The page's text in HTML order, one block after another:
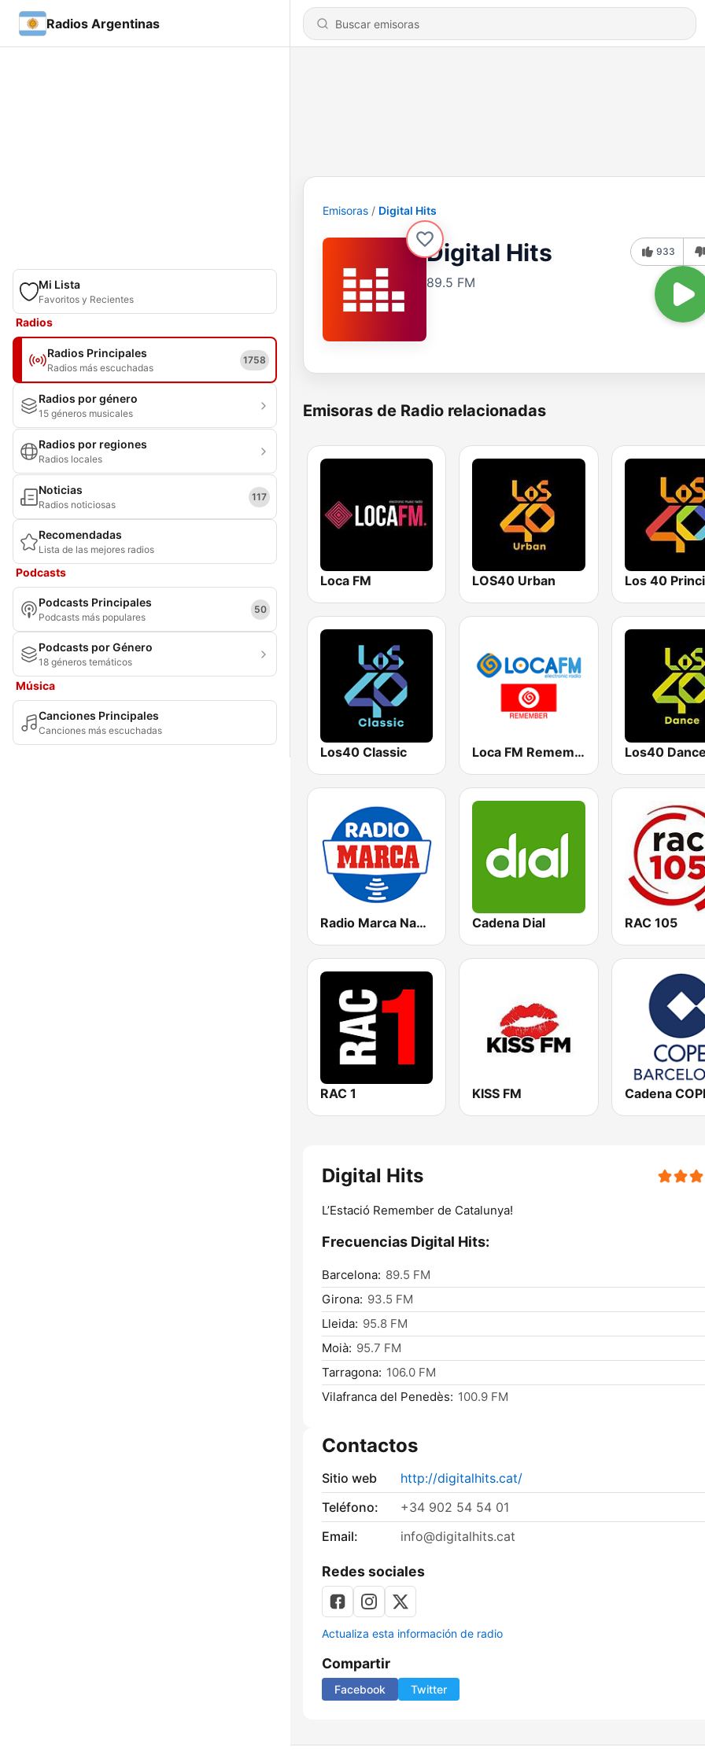
Radios Argentinas
Mi Lista
Favoritos y Recientes
Radios
Radios Principales
Radios más escuchadas
1758
Radios por género
15 géneros musicales
Radios por regiones
Radios locales
Noticias
Radios noticiosas
117
Recomendadas
Lista de las mejores radios
Podcasts
Podcasts Principales
Podcasts más populares
50
Podcasts por Género
18 géneros temáticos
Música
Canciones Principales
Canciones más escuchadas
Emisoras Digital Hits
Digital Hits
89.5 FM
933
Emisoras de Radio relacionadas
Loca FM LOS40 Urban
Los40 Classic Loca FM Remember Los40
Radio Marca Nacional Cadena Dial RAC 105
RAC 1 KISS FM
Digital Hits
L’Estació Remember de Catalunya!
Frecuencias Digital Hits:
Barcelona: 89.5 FM
Girona: 93.5 FM
Lleida: 95.8 FM
Moià: 95.7 FM
Tarragona: 106.0 FM
Vilafranca del Penedès: 100.9 FM
Contactos
Sitio web
http://digitalhits.cat/
Teléfono:
+34 902 54 54 01
Email:
info@digitalhits.cat
Redes sociales
Actualiza esta información de radio
Compartir
Facebook Twitter